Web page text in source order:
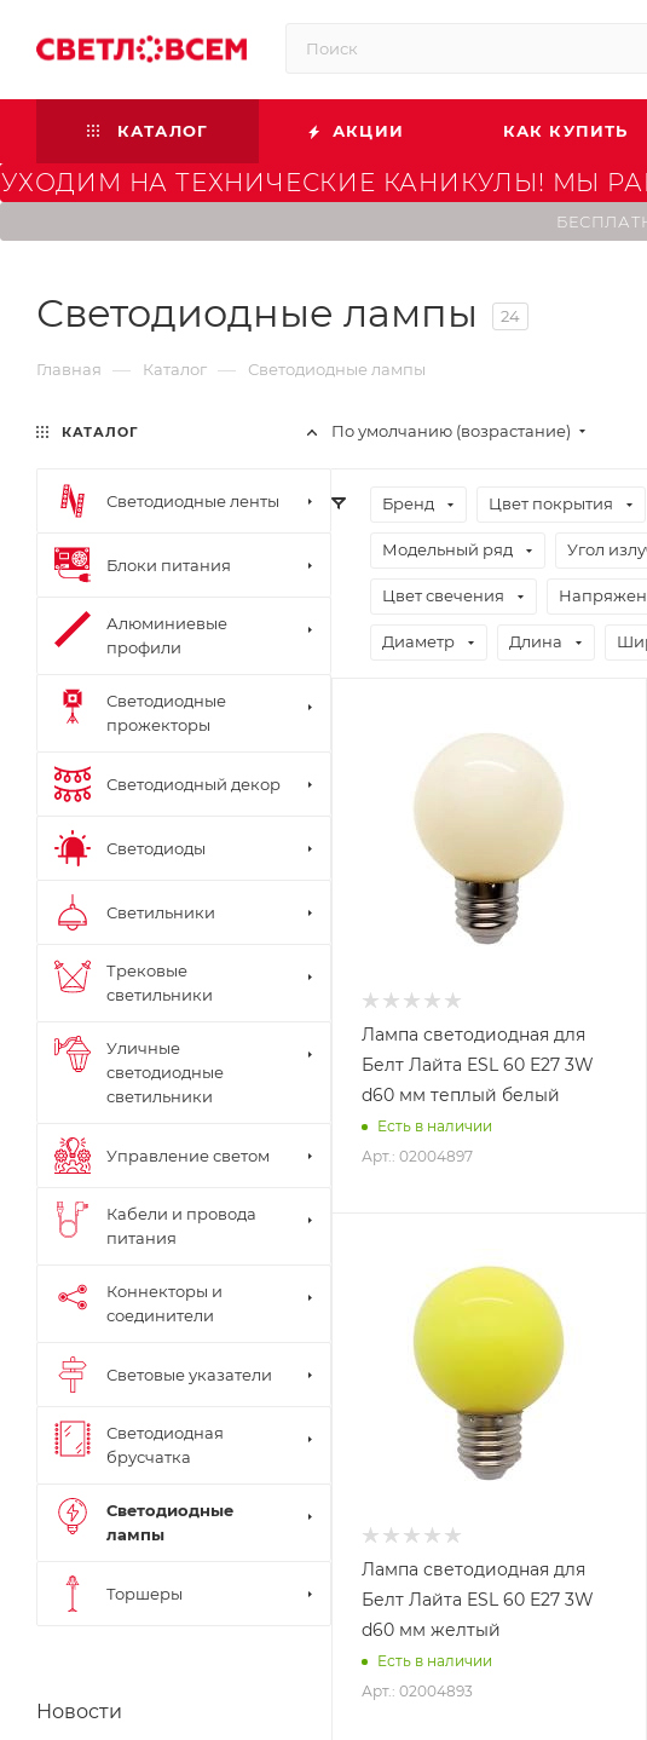
КАТАЛОГ АКЦИИ КАК КУПИТЬ
УХОДИМ НА ТЕХНИЧЕСКИЕ КАНИКУЛЫ! МЫ
Светодиодные лампы 24
Главная — Каталог — Светодиодные лампы
По умолчанию (возрастание)
Бренд Цвет покрытия
Модельный ряд Угол
Цвет свечения
Диаметр Длина
Лампа светодиодная для
Белт Лайта ESL 60 Е27 3W
d60 мм теплый белый
Есть в наличии
Арт.: 02004897
Лампа светодиодная для
Белт Лайта ESL 60 Е27 3W
d60 мм желтый
Есть в наличии
Арт.: 02004893
КАТАЛОГ
Светодиодные ленты
Блоки питания
Алюминиевые
профили
Светодиодные
прожекторы
Светодиодный декор
Светодиоды
Светильники
Трековые
светильники
Уличные
светодиодные
светильники
Управление светом
Кабели и провода
питания
Коннекторы и
соединители
Световые указатели
Светодиодная
брусчатка
Светодиодные
лампы
Торшеры
Новости